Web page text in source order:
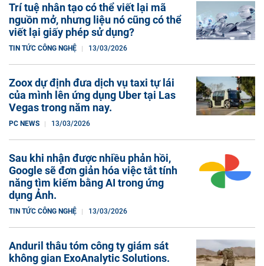
Trí tuệ nhân tạo có thể viết lại mã
nguồn mở, nhưng liệu nó cũng có thể
viết lại giấy phép sử dụng?
TIN TỨC CÔNG NGHỆ 13/03/2026
Zoox dự định đưa dịch vụ taxi tự lái
của mình lên ứng dụng Uber tại Las
Vegas trong năm nay.
PC NEWS 13/03/2026
Sau khi nhận được nhiều phản hồi,
Google sẽ đơn giản hóa việc tắt tính
năng tìm kiếm bằng AI trong ứng
dụng Ảnh.
TIN TỨC CÔNG NGHỆ 13/03/2026
Anduril thâu tóm công ty giám sát
không gian ExoAnalytic Solutions.